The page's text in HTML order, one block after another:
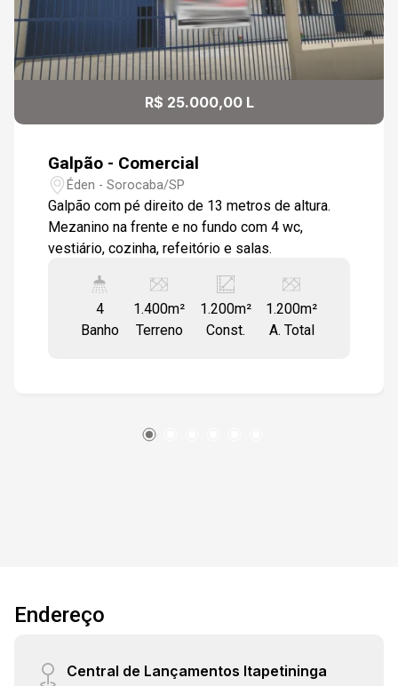
R$ 25.000,00 L
Galpão - Comercial
Éden - Sorocaba/SP
Galpão com pé direito de 13 metros de altura.
Mezanino na frente e no fundo com 4 wc,
vestiário, cozinha, refeitório e salas.
4
Banho
1.400m²
Terreno
1.200m²
Const.
1.200m²
A. Total
Endereço
Central de Lançamentos Itapetininga